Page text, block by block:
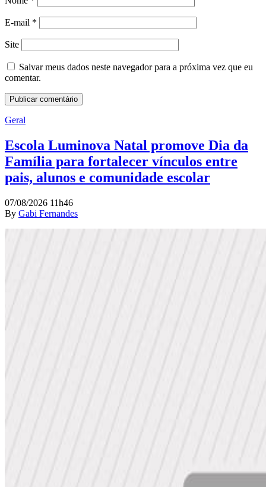
E-mail *
Site
Salvar meus dados neste navegador para a próxima vez que eu
comentar.
Geral
Escola Luminova Natal promove Dia da
Família para fortalecer vínculos entre
pais, alunos e comunidade escolar
07/08/2026 11h46
By Gabi Fernandes